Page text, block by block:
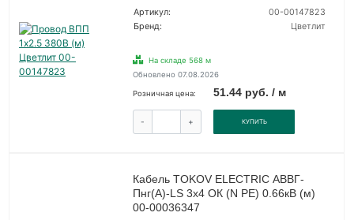
Артикул:
00-00147823
Бренд:
Цветлит
На складе 568 м
Обновлено 07.08.2026
Розничная цена: 51.44 руб. / м
- + КУПИТЬ
Кабель TOKOV ELECTRIC АВВГ-
Пнг(А)-LS 3х4 ОК (N PE) 0.66кВ (м)
00-00036347